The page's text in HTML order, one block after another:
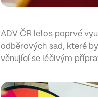
ADV ČR letos poprvé
odběrových sad, které
věnující se léčivým